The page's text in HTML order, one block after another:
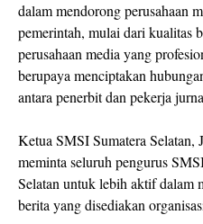
dalam mendorong perusahaan
pemerintah, mulai dari kualitas
perusahaan media yang
berupaya menciptakan
antara penerbit dan pekerja
Ketua SMSI Sumatera Selatan,
meminta seluruh pengurus
Selatan untuk lebih aktif dalam
berita yang disediakan